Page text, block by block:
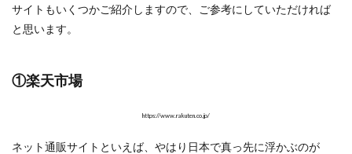
サイトもいくつかご紹介しますので、ご参考にしていただければ
と思います。
①楽天市場
https://www.rakuten.co.jp/
ネット通販サイトといえば、やはり日本で真っ先に浮かぶのが